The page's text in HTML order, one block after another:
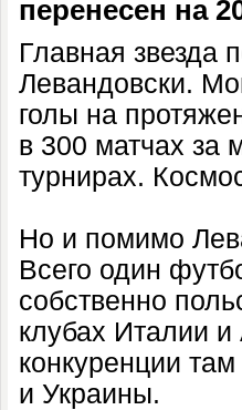
перенесен на
Главная звезда
Левандовски.
голы на
в 300 матчах за
турнирах.
Но и помимо
Всего один
собственно
клубах Италии
конкуренции
и Украины.